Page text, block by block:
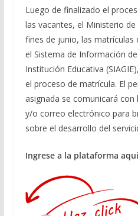
Luego de finalizado el
las vacantes, el Ministerio
fines de junio, las matrículas
el Sistema de Información
Institución Educativa
el proceso de matrícula. El
asignada se comunicará
y/o correo electrónico para
sobre el desarrollo del
Ingrese a la plataforma